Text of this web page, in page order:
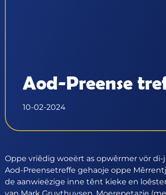
Aod-Preense
10-02-2024
Oppe vriêdig woeërt as opwêrmer vör di-
Aod-Preensetreffe gehaoje oppe
de aanwieëzige inne tênt kieke en